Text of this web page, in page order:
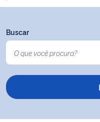
Buscar